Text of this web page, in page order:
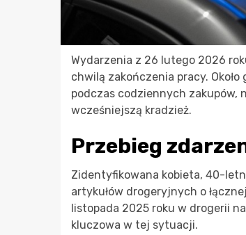
Wydarzenia z 26 lutego 2026
chwilą zakończenia pracy.
podczas codziennych zakupów,
wcześniejszą kradzież.
Przebieg
Zidentyfikowana kobieta, 40-
artykułów drogeryjnych o
listopada 2025 roku w drogerii
kluczowa w tej sytuacji.